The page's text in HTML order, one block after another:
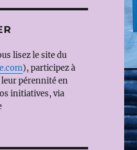
lisez le site du
), participez à
pérennité en
initiatives, via